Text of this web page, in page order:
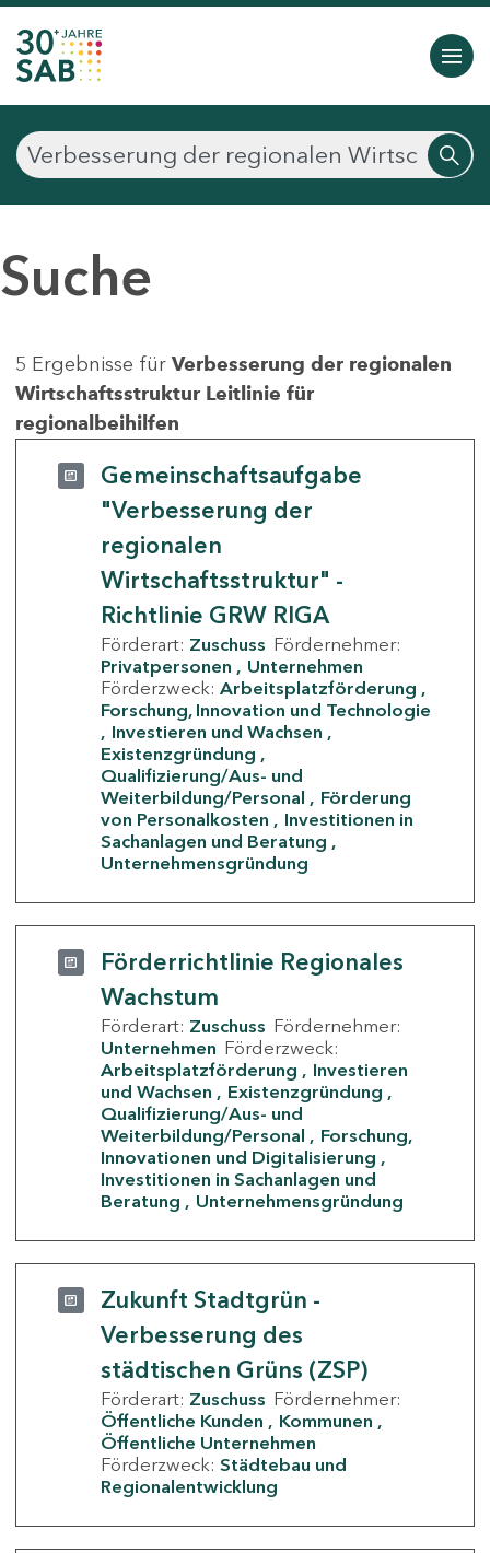
Suche
5 Ergebnisse für Verbesserung der regionalen
Wirtschaftsstruktur Leitlinie für
regionalbeihilfen
Gemeinschaftsaufgabe
"Verbesserung der
regionalen
Wirtschaftsstruktur" -
Richtlinie GRW RIGA
Förderart: Zuschuss Fördernehmer:
Privatpersonen
Unternehmen
Förderzweck: Arbeitsplatzförderung
Forschung, Innovation und Technologie
Investieren und Wachsen
Existenzgründung
Qualifizierung/Aus- und
Weiterbildung/Personal
Förderung
von Personalkosten
Investitionen in
Sachanlagen und Beratung
Unternehmensgründung
Förderrichtlinie Regionales
Wachstum
Förderart: Zuschuss Fördernehmer:
Unternehmen Förderzweck:
Arbeitsplatzförderung
Investieren
und Wachsen
Existenzgründung
Qualifizierung/Aus- und
Weiterbildung/Personal
Forschung,
Innovationen und Digitalisierung
Investitionen in Sachanlagen und
Beratung
Unternehmensgründung
Zukunft Stadtgrün -
Verbesserung des
städtischen Grüns (ZSP)
Förderart: Zuschuss Fördernehmer:
Öffentliche Kunden
Kommunen
Öffentliche Unternehmen
Förderzweck: Städtebau und
Regionalentwicklung